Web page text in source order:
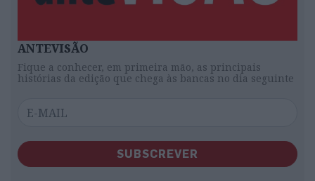
ANTEVISÃO
Fique a conhecer, em primeira mão, as principais
histórias da edição que chega às bancas no dia seguinte
SUBSCREVER